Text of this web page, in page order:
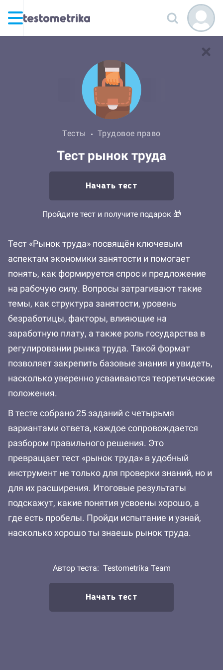
Тесты Трудовое право
Тест рынок труда
Начать тест
Пройдите тест и получите подарок 🎁
Тест «Рынок труда» посвящён ключевым
аспектам экономики занятости и помогает
понять, как формируется спрос и предложение
на рабочую силу. Вопросы затрагивают такие
темы, как структура занятости, уровень
безработицы, факторы, влияющие на
заработную плату, а также роль государства в
регулировании рынка труда. Такой формат
позволяет закрепить базовые знания и увидеть,
насколько уверенно усваиваются теоретические
положения.
В тесте собрано 25 заданий с четырьмя
вариантами ответа, каждое сопровождается
разбором правильного решения. Это
превращает тест «рынок труда» в удобный
инструмент не только для проверки знаний, но и
для их расширения. Итоговые результаты
подскажут, какие понятия усвоены хорошо, а
где есть пробелы. Пройди испытание и узнай,
насколько хорошо ты знаешь рынок труда.
Автор теста: Testometrika Team
Начать тест